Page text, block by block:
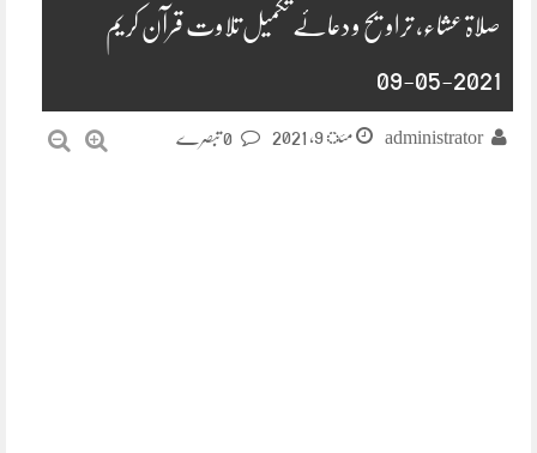
صلاۃ عشاء، تراویح و دعائے تکمیل تلاوت قرآن کریم
2021-05-09
administrator مئ 9, 2021